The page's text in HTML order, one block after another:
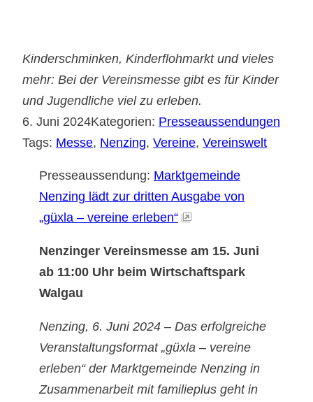
Kinderschminken, Kinderflohmarkt und vieles
mehr: Bei der Vereinsmesse gibt es für Kinder
und Jugendliche viel zu erleben.
6. Juni 2024Kategorien: Presseaussendungen
Tags: Messe, Nenzing, Vereine, Vereinswelt
Presseaussendung: Marktgemeinde
Nenzing lädt zur dritten Ausgabe von
„güxla – vereine erleben“
Nenzinger Vereinsmesse am 15. Juni
ab 11:00 Uhr beim Wirtschaftspark
Walgau
Nenzing, 6. Juni 2024 – Das erfolgreiche
Veranstaltungsformat „güxla – vereine
erleben“ der Marktgemeinde Nenzing in
Zusammenarbeit mit familieplus geht in